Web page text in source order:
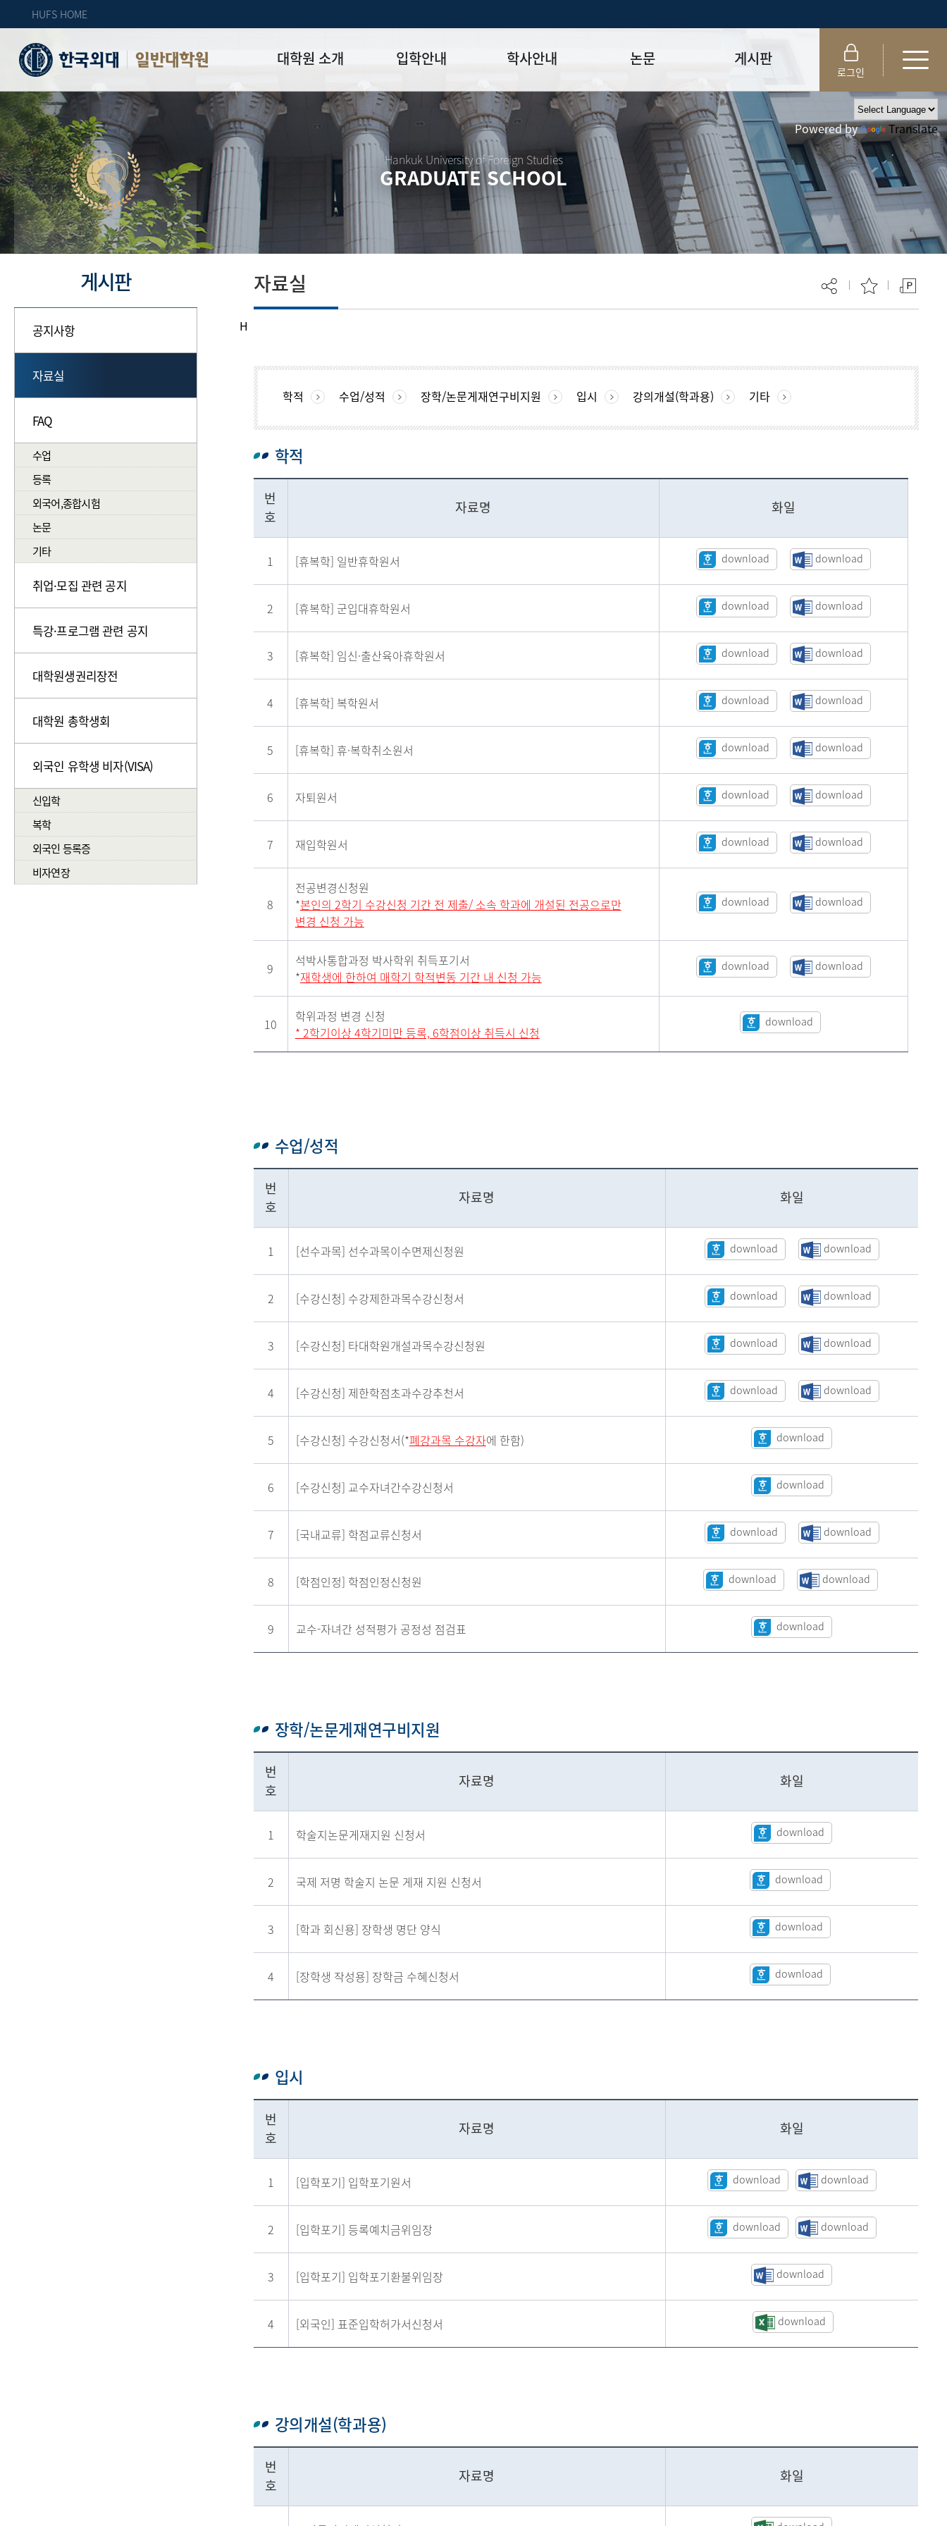
HUFS HOME
일반대학원 대학원 소개
원장인사
연혁
주임교수 연락처
자체 평가
입학안내
모집일정
모집요강
입시 공지사항
학부-대학원 연계과정
석·박사 통합 학위과정
박사후 연구과정
학사안내
학사일정표
강의시간표
수업
학적
장학
외국어시험
종합시험
제 규정
논문
학위논문제출 절차/자격
논문작성법 및 템플릿
양식함
논문지도_
학위논문제안심사
연구윤리교육 이수 안내
연구윤리위원회 규정
연구윤리 지침서
게시판
공지사항
자료실
FAQ
취업·모집 관련 공지
특강·프로그램 관련 공지
대학원생권리장전
대학원 총학생회
외국인 유학생 비자(VISA)
로그인
Hankuk University of Foreign Studies
GRADUATE SCHOOL
Powered by Translate
게시판
공지사항
자료실
FAQ
수업
등록
외국어,종합시험
논문
기타
취업·모집 관련 공지
특강·프로그램 관련 공지
대학원생권리장전
대학원 총학생회
외국인 유학생 비자(VISA)
신입학
복학
외국인 등록증
비자연장
H
등록하시겠습니까?
메뉴추가
자료실
학적 수업/성적 장학/논문게재연구비지원 입시 강의개설(학과용) 기타
학적
번
호
자료명 화일
1 [휴복학] 일반휴학원서 download download
2 [휴복학] 군입대휴학원서 download download
3 [휴복학] 임신·출산육아휴학원서 download download
4 [휴복학] 복학원서 download download
5 [휴복학] 휴·복학취소원서 download download
6 자퇴원서 download download
7 재입학원서 download download
8
전공변경신청원
*본인의 2학기 수강신청 기간 전 제출/ 소속 학과에 개설된 전공으로만
변경 신청 가능
download download
9
석박사통합과정 박사학위 취득포기서
*재학생에 한하여 매학기 학적변동 기간 내 신청 가능
download download
10
학위과정 변경 신청
* 2학기이상 4학기미만 등록, 6학점이상 취득시 신청
download
수업/성적
번
호
자료명 화일
1 [선수과목] 선수과목이수면제신청원 download download
2 [수강신청] 수강제한과목수강신청서 download download
3 [수강신청] 타대학원개설과목수강신청원 download download
4 [수강신청] 제한학점초과수강추천서 download download
5 [수강신청] 수강신청서(*폐강과목 수강자에 한함) download
6 [수강신청] 교수자녀간수강신청서 download
7 [국내교류] 학점교류신청서 download download
8 [학점인정] 학점인정신청원 download download
9 교수-자녀간 성적평가 공정성 점검표 download
장학/논문게재연구비지원
번
호
자료명 화일
1 학술지논문게재지원 신청서 download
2 국제 저명 학술지 논문 게재 지원 신청서 download
3 [학과 회신용] 장학생 명단 양식 download
4 [장학생 작성용] 장학금 수혜신청서 download
입시
번
호
자료명 화일
1 [입학포기] 입학포기원서 download download
2 [입학포기] 등록예치금위임장 download download
3 [입학포기] 입학포기환불위임장 download
4 [외국인] 표준입학허가서신청서 download
강의개설(학과용)
번
호
자료명 화일